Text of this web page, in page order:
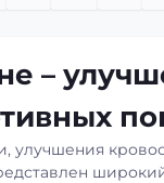
–
улучшения